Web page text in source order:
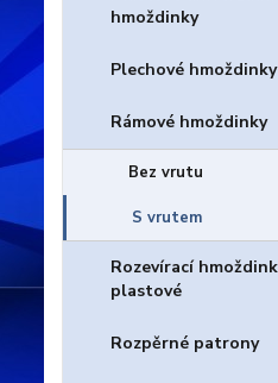
hmoždinky
Plechové hmoždinky
Rámové hmoždinky
Bez vrutu
S vrutem
Rozevírací
plastové
Rozpěrné patrony